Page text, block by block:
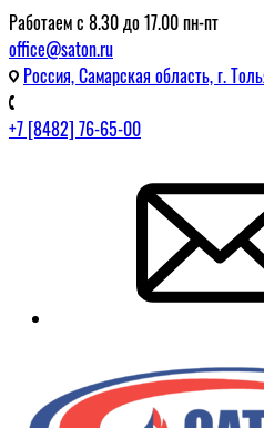
Работаем с 8.30 до 17.00 пн-пт
office@saton.ru
Россия, Самарская область, г.
+7 [8482] 76-65-00